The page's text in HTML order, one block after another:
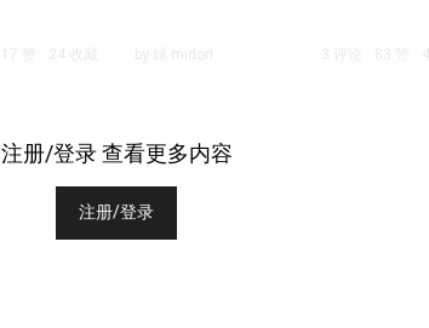
注册/登录 查看更多内容
注册/登录